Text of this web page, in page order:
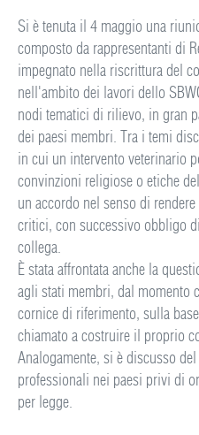
Si è tenuta il 4 maggio una
composto da rappresentanti di
impegnato nella riscrittura del
nell'ambito dei lavori dello
nodi tematici di rilievo, in gran
dei paesi membri. Tra i temi
in cui un intervento veterinario
convinzioni religiose o etiche
un accordo nel senso di
critici, con successivo obbligo
collega.
È stata affrontata anche la
agli stati membri, dal momento
cornice di riferimento, sulla
chiamato a costruire il proprio
Analogamente, si è discusso
professionali nei paesi privi di
per legge.